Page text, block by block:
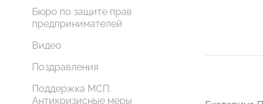
Бюро по защите прав
предпринимателей
Видео
Поздравления
Поддержка МСП.
Антикризисные меры